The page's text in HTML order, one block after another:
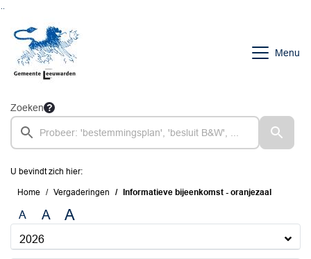
Menu
Zoeken
U bevindt zich hier:
Home Vergaderingen Informatieve bijeenkomst - oranjezaal
A A A
2026